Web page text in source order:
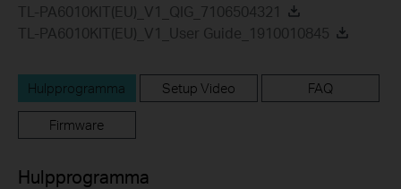
TL-PA6010KIT(EU)_V1_QIG_7106504321
TL-PA6010KIT(EU)_V1_User Guide_1910010845
Hulpprogramma Setup Video FAQ
Firmware
Hulpprogramma